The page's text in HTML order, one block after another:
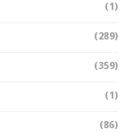
(1)
(289)
(359)
(1)
(86)